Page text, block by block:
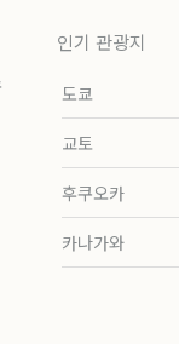
인기 관광지
도쿄
교토
후쿠오카
카나가와